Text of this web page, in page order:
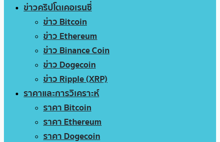
ข่าวคริปโตเคอเรนซี่
ข่าว Bitcoin
ข่าว Ethereum
ข่าว Binance Coin
ข่าว Dogecoin
ข่าว Ripple (XRP)
ราคาและการวิเคราะห์
ราคา Bitcoin
ราคา Ethereum
ราคา Dogecoin